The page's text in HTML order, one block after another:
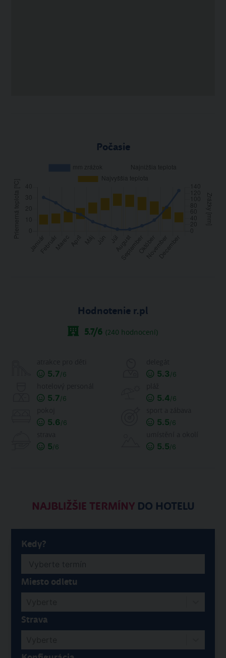
Počasie
Hodnotenie r.pl
5.7/6 (240 hodnocení)
5.7/6 5.3/6
5.7/6 5.4/6
5.6/6 5.5/6
5/6 5.5/6
NAJBLIŽŠIE TERMÍNYDO HOTELU
Kedy?
Miesto odletu
Strava